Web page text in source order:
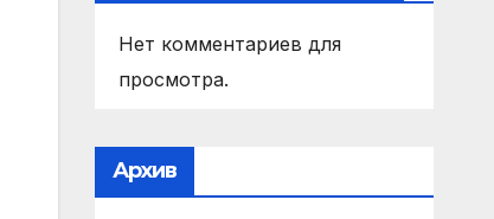
Нет комментариев для
просмотра.
Архив